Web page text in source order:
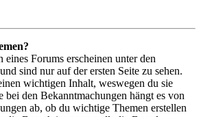
eines Forums erscheinen unter den
sind nur auf der ersten Seite zu sehen.
wichtigen Inhalt, weswegen du sie
bei den Bekanntmachungen hängt es von
ab, ob du wichtige Themen erstellen